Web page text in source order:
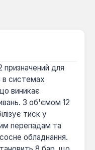
призначений для
в системах
виникає
З об'ємом 12
тиск у
перепадам та
обладнання.